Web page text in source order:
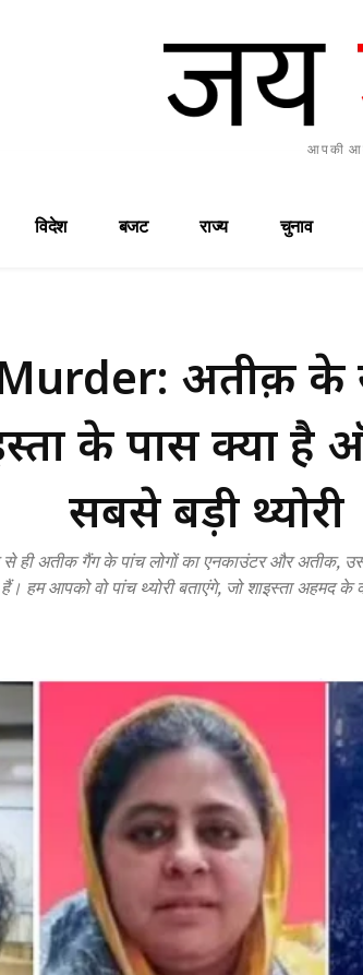
आपकी
विदेश बजट राज्य चुनाव
अतीक़ के
के पास क्या है
सबसे बड़ी थ्योरी
ही अतीक गैंग के पांच लोगों का एनकाउंटर और अतीक,
हम आपको वो पांच थ्योरी बताएंगे, जो शाइस्ता अहमद